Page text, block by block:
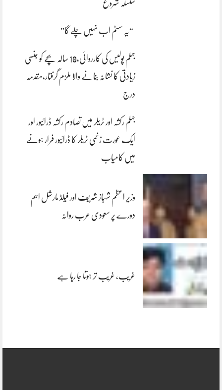
سلسلہ شروع
“یہ سسٹم اب نہیں چلے گا”
جہلم پولیس کی کارروائی،10 سالہ بچے کو جنسی
زیادتی کا نشانہ بنانے والا ملزم گرفتار،مقدمہ
درج
جہلم رکشہ اور ٹریلر میں تصادم رکشہ ڈرائیور اور
ایک عورت زخمی ٹریلر کا ڈرائیور فرار ہونے
میں کامیاب
وزیر اعظم شہباز شریف اور فیلڈ مارشل اہم
دورے پر سعودی عرب روانہ
غریب، غریب تر ہوتا جا رہا ہے